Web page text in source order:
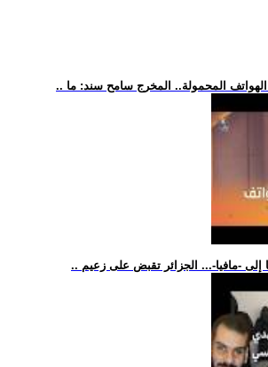
المحمولة.. المخرج سامح سند: ما
إلى -مافيا-... الجزائر تقبض على زعيم